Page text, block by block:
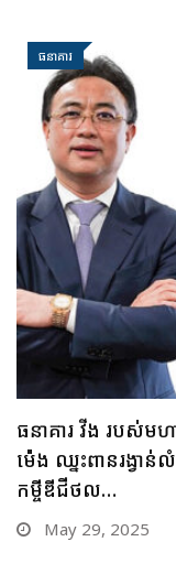
ធនាគារ
ធនាគារ ប្រៃសណីយ៍
ចក្រថិក ចុះកិច្ចព្រមព្រ
May 28, 2025